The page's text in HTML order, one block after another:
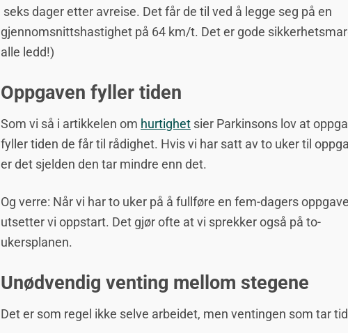
seks dager etter avreise. Det får de til ved å legge seg på en
gjennomsnittshastighet på 64 km/t. Det er gode
alle ledd!)
Oppgaven fyller tiden
Som vi så i artikkelen om hurtighet sier Parkinsons lov at
fyller tiden de får til rådighet. Hvis vi har satt av to uker til
er det sjelden den tar mindre enn det.
Og verre: Når vi har to uker på å fullføre en fem-dagers oppgave
utsetter vi oppstart. Det gjør ofte at vi sprekker også på to-
ukersplanen.
Unødvendig venting mellom stegene
Det er som regel ikke selve arbeidet, men ventingen som tar